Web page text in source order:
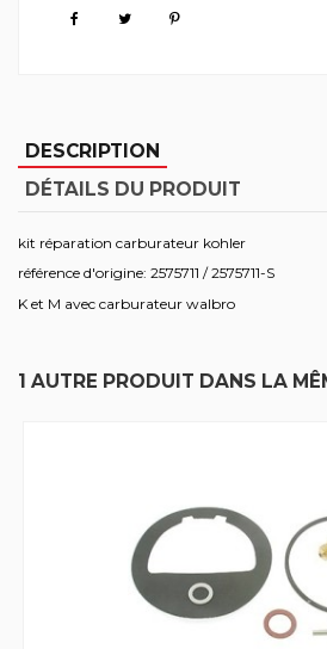
DESCRIPTION
DÉTAILS DU PRODUIT
kit réparation carburateur kohler
référence d'origine: 2575711 / 2575711-S
K et M avec carburateur walbro
1 AUTRE PRODUIT DANS LA